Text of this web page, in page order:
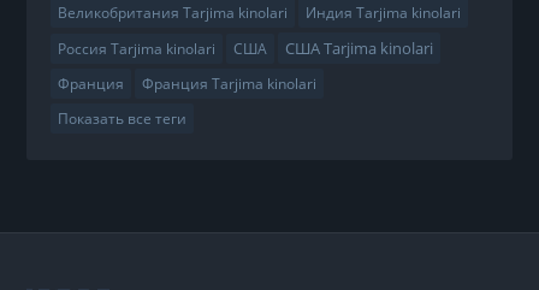
Великобритания Tarjima kinolari
Индия Tarjima kinolari
Россия Tarjima kinolari
США США Tarjima kinolari
Франция
Франция Tarjima kinolari
Показать все теги